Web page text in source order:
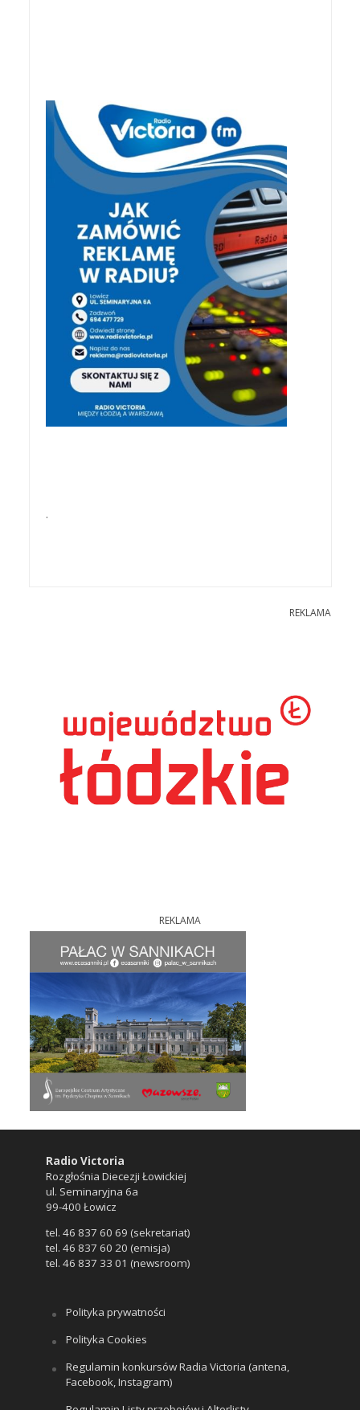
.
REKLAMA
REKLAMA
Radio Victoria
Rozgłośnia Diecezji Łowickiej
ul. Seminaryjna 6a
99-400 Łowicz
tel. 46 837 60 69 (sekretariat)
tel. 46 837 60 20 (emisja)
tel. 46 837 33 01 (newsroom)
Polityka prywatności
Polityka Cookies
Regulamin konkursów Radia Victoria (antena,
Facebook, Instagram)